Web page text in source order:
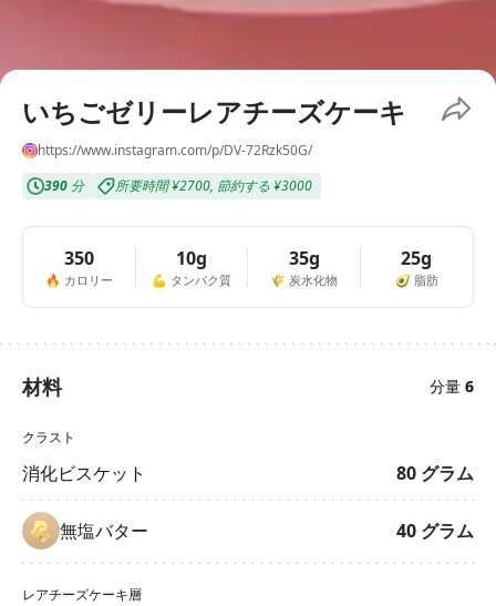
いちごゼリーレアチーズケーキ
https://www.instagram.com/p/DV-72Rzk50G/
390 分 所要時間¥2700, 節約する ¥3000
350
🔥 カロリー
10g
💪 タンパク質
35g
🌾 炭水化物
25g
🥑 脂肪
材料 分量 6
クラスト
消化ビスケット 80 グラム
無塩バター 40 グラム
レアチーズケーキ層